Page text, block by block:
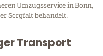
Umzugsservice in Bonn,
Sorgfalt behandelt.
Transport